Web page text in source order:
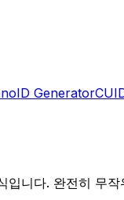
Generator
니다. 완전히 무